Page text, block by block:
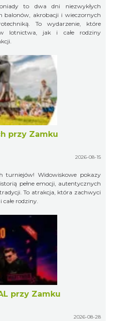
to dwa dni niezwykłych
balonów, akrobacji i wieczornych
To wydarzenie, które
lotnictwa, jak i całe rodziny
przy Zamku
2026-08-15
turniejów! Widowiskowe pokazy
pełne emocji, autentycznych
To atrakcja, która zachwyci
rodziny.
przy Zamku
2026-08-28